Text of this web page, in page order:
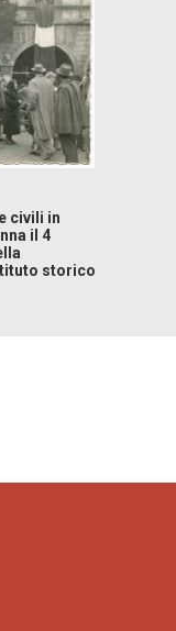
civili in
il 4
storico